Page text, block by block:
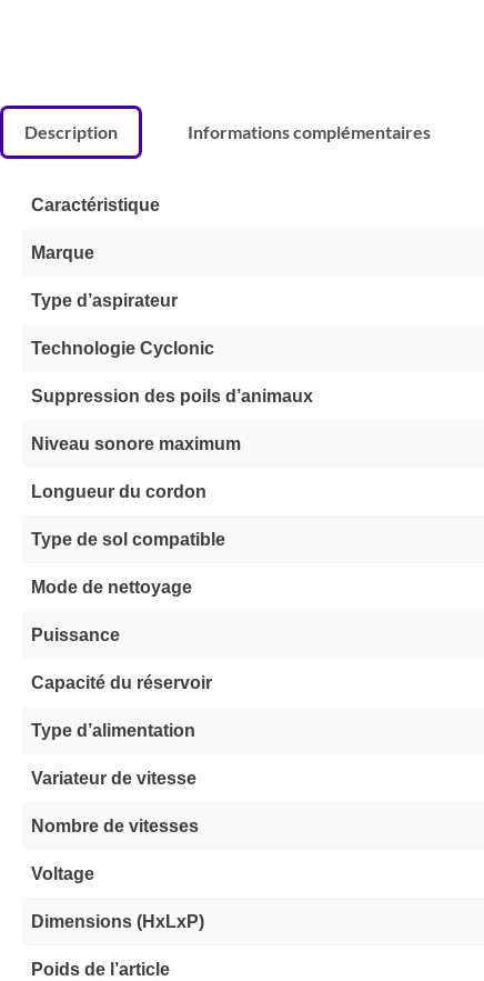
Description Informations complémentaires
Caractéristique
Marque
Type d’aspirateur
Technologie Cyclonic
Suppression des poils d’animaux
Niveau sonore maximum
Longueur du cordon
Type de sol compatible
Mode de nettoyage
Puissance
Capacité du réservoir
Type d’alimentation
Variateur de vitesse
Nombre de vitesses
Voltage
Dimensions (HxLxP)
Poids de l’article